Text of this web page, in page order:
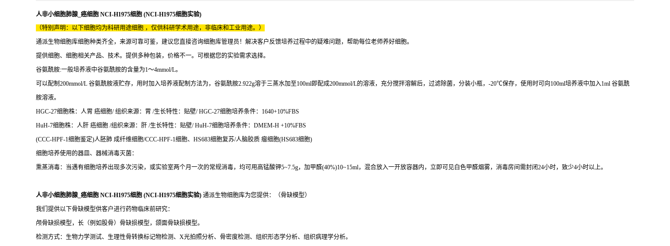
人非小细胞肺腺_癌细胞 NCI-H1975细胞 (NCI-H1975细胞实验)
（特别声明：以下细胞均为科研用途细胞 ，仅供科研学术用途，非临床和工业用途。）
通派生物细胞库细胞种类齐全，来源可靠可鉴，建议您直接咨询细胞库管理员！解决客户反馈培养过程中的疑难问题，帮助每位老师养好细胞。
提供细胞、细胞相关产品、技术。提供多种包装，价格不一。可根据您的实验需求选择。
谷氨酰胺:一般培养液中谷氨酰胺的含量为1～4mmol/L。
可以配制200mmol/L 谷氨酰胺液贮存，用时加入培养液配制方法为，谷氨酰胺2.922g溶于三蒸水加至100ml即配成200mmol/L的溶液，充分搅拌溶解后，过滤除菌，分装小瓶，-20℃保存，使用时可向100ml培养液中加入1ml 谷氨酰
胺溶液。
HGC-27细胞株：人胃 癌细胞/ 组织来源：胃 /生长特性：贴壁/ HGC-27细胞培养条件：1640+10%FBS
HuH-7细胞株：人肝 癌细胞 /组织来源：肝 /生长特性：贴壁/ HuH-7细胞培养条件：DMEM-H +10%FBS
(CCC-HPF-1细胞鉴定)人胚肺 成纤维细胞/CCC-HPF-1细胞、HS683细胞复苏/人脑胶质 瘤细胞(HS683细胞)
细胞培养使用的器皿、器械消毒灭菌：
熏蒸消毒：当遇有细胞培养出现多次污染，或实验室两个月一次的常规消毒，均可用高锰酸钾5~7.5g，加甲醛(40%)10~15ml，混合放入一开放容器内，立即可见白色甲醛烟雾，消毒房间需封闭24小时，致少4小时以上。
人非小细胞肺腺_癌细胞 NCI-H1975细胞 (NCI-H1975细胞实验) 通派生物细胞库为您提供：（骨缺模型）
我们提供以下骨缺模型供客户进行药物临床前研究：
颅骨缺损模型，长（例如股骨）骨缺损模型，颌面骨缺损模型。
检测方式：生物力学测试、生理性骨转换标记物检测、X光拍照分析、骨密度检测、组织形态学分析、组织病理学分析。